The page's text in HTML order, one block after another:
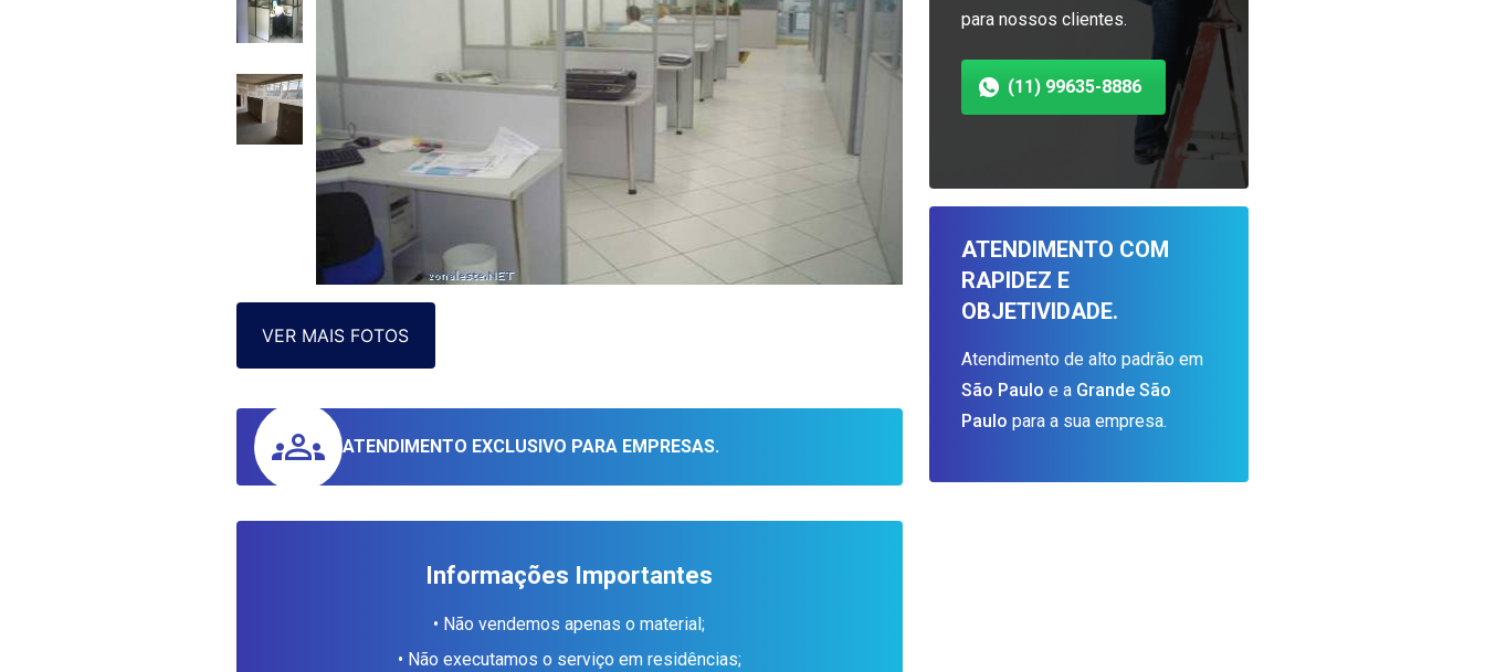
VER MAIS FOTOS
ATENDIMENTO EXCLUSIVO PARA EMPRESAS.
Informações Importantes
• Não vendemos apenas o material;
• Não executamos o serviço em residências;
para nossos clientes.
(11) 99635-8886
ATENDIMENTO COM
RAPIDEZ E
OBJETIVIDADE.
Atendimento de alto padrão em
São Paulo e a Grande São
Paulo para a sua empresa.